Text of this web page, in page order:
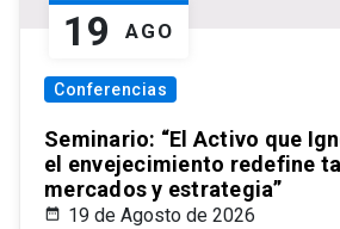
19 AGO
Conferencias
Seminario: “El Activo que
el envejecimiento redefine
mercados y estrategia”
19 de Agosto de 2026